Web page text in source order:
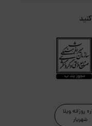
روزانه ویلا
شهریار